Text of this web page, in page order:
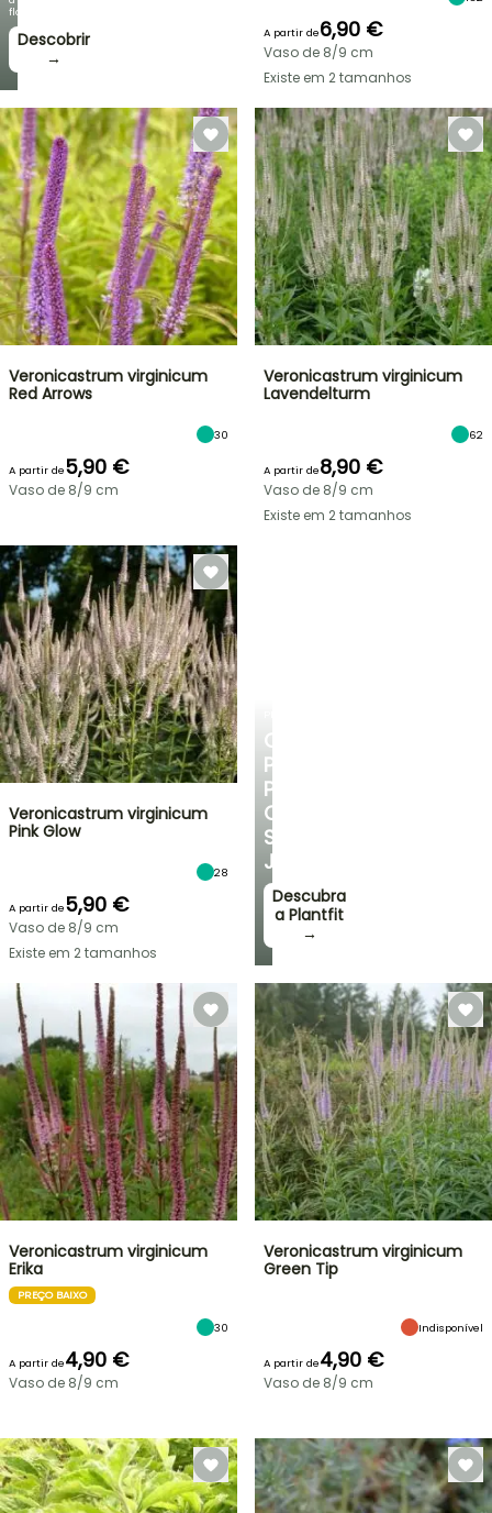
floração!
Descobrir
→
CONSELHOS
PERSONALIZADOS
PARA
O
SEU
JARDIM
Descubra
a Plantfit
→
A partir de6,90 €
Vaso de 8/9 cm
Existe em 2 tamanhos
Veronicastrum virginicum
Red Arrows
30
A partir de5,90 €
Vaso de 8/9 cm
Veronicastrum virginicum
Lavendelturm
62
A partir de8,90 €
Vaso de 8/9 cm
Existe em 2 tamanhos
Veronicastrum virginicum
Pink Glow
28
A partir de5,90 €
Vaso de 8/9 cm
Existe em 2 tamanhos
Veronicastrum virginicum
Erika
PREÇO BAIXO
30
A partir de4,90 €
Vaso de 8/9 cm
Veronicastrum virginicum
Green Tip
Indisponível
A partir de4,90 €
Vaso de 8/9 cm